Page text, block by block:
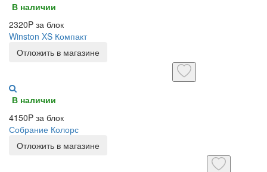
В наличии
2320P за блок
Winston XS Компакт
Отложить в магазине
В наличии
4150P за блок
Собрание Колорс
Отложить в магазине